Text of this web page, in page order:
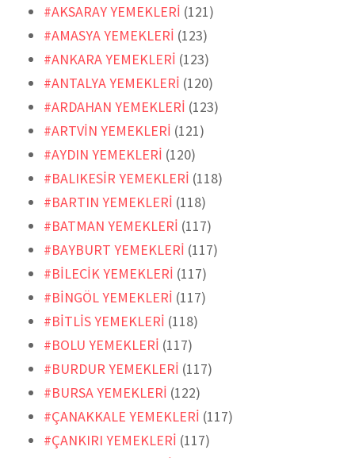
#AKSARAY YEMEKLERİ (121)
#AMASYA YEMEKLERİ (123)
#ANKARA YEMEKLERİ (123)
#ANTALYA YEMEKLERİ (120)
#ARDAHAN YEMEKLERİ (123)
#ARTVİN YEMEKLERİ (121)
#AYDIN YEMEKLERİ (120)
#BALIKESİR YEMEKLERİ (118)
#BARTIN YEMEKLERİ (118)
#BATMAN YEMEKLERİ (117)
#BAYBURT YEMEKLERİ (117)
#BİLECİK YEMEKLERİ (117)
#BİNGÖL YEMEKLERİ (117)
#BİTLİS YEMEKLERİ (118)
#BOLU YEMEKLERİ (117)
#BURDUR YEMEKLERİ (117)
#BURSA YEMEKLERİ (122)
#ÇANAKKALE YEMEKLERİ (117)
#ÇANKIRI YEMEKLERİ (117)